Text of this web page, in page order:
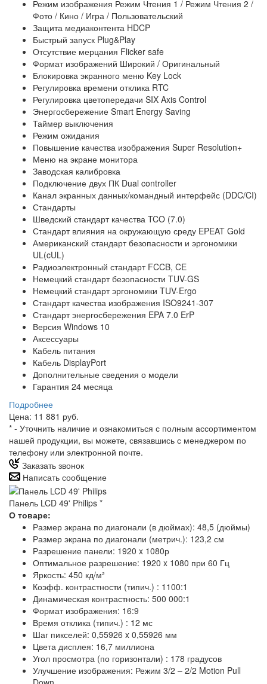
Режим изображения Режим Чтения 1 / Режим Чтения 2 /
Фото / Кино / Игра / Пользовательский
Защита медиаконтента HDCP
Быстрый запуск Plug&Play
Отсутствие мерцания Flicker safe
Формат изображений Широкий / Оригинальный
Блокировка экранного меню Key Lock
Регулировка времени отклика RTC
Регулировка цветопередачи SIX Axis Control
Энергосбережение Smart Energy Saving
Таймер выключения
Режим ожидания
Повышение качества изображения Super Resolution+
Меню на экране монитора
Заводская калибровка
Подключение двух ПК Dual controller
Канал экранных данных/командный интерфейс (DDC/CI)
Стандарты
Шведский стандарт качества TCO (7.0)
Стандарт влияния на окружающую среду EPEAT Gold
Американский стандарт безопасности и эргономики
UL(cUL)
Радиоэлектронный стандарт FCCB, CE
Немецкий стандарт безопасности TUV-GS
Немецкий стандарт эргономики TUV-Ergo
Стандарт качества изображения ISO9241-307
Стандарт энергосбережения EPA 7.0 ErP
Версия Windows 10
Аксессуары
Кабель питания
Кабель DisplayPort
Дополнительные сведения о модели
Гарантия 24 месяца
Подробнее
Цена: 11 881 руб.
* - Уточнить наличие и ознакомиться с полным ассортиментом
нашей продукции, вы можете, связавшись с менеджером по
телефону или электронной почте.
Заказать звонок
Написать сообщение
Панель LCD 49' Philips *
О товаре:
Размер экрана по диагонали (в дюймах): 48,5 (дюймы)
Размер экрана по диагонали (метрич.): 123,2 см
Разрешение панели: 1920 x 1080р
Оптимальное разрешение: 1920 x 1080 при 60 Гц
Яркость: 450 кд/м²
Коэфф. контрастности (типич.) : 1100:1
Динамическая контрастность: 500 000:1
Формат изображения: 16:9
Время отклика (типич.) : 12 мс
Шаг пикселей: 0,55926 x 0,55926 мм
Цвета дисплея: 16,7 миллиона
Угол просмотра (по горизонтали) : 178 градусов
Улучшение изображения: Режим 3/2 – 2/2 Motion Pull